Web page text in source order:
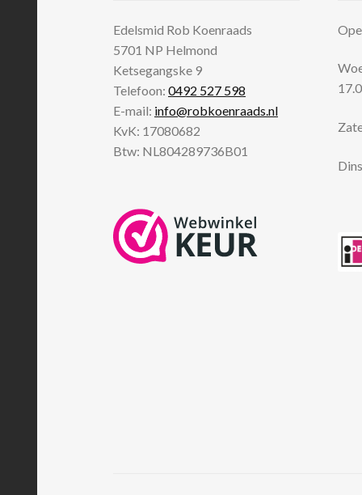
Edelsmid Rob Koenraads
5701 NP Helmond
Ketsegangske 9
Telefoon:0492 527 598
E-mail: info@robkoenraads.nl
KvK: 17080682
Btw: NL804289736B01